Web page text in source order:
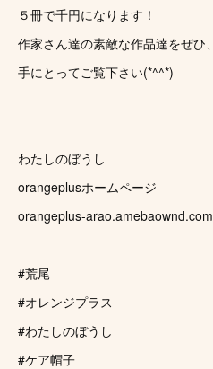
５冊で千円になります！
作家さん達の素敵な作品達をぜひ、
手にとってご覧下さい(*^^*)
わたしのぼうし
orangeplusホームページ
orangeplus-arao.amebaownd.com
#荒尾
#オレンジプラス
#わたしのぼうし
#ケア帽子